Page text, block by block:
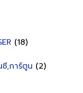
(18)
,การ์ตูน (2)